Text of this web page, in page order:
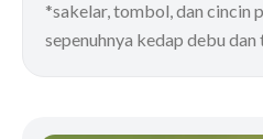
*sakelar, tombol, dan cincin
sepenuhnya kedap debu dan